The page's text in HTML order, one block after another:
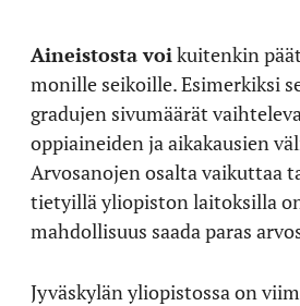
Aineistosta voikuitenkin
monille seikoille. Esimerkiksi
gradujen sivumäärät
oppiaineiden ja aikakausien
Arvosanojen osalta vaikuttaa
tietyillä yliopiston laitoksilla
mahdollisuus saada paras
Jyväskylän yliopistossa on